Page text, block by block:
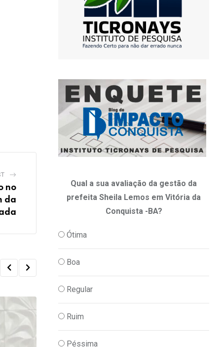
no
da
Qual a sua avaliação da gestão da
prefeita Sheila Lemos em Vitória da
Conquista -BA?
Ótima
Boa
Regular
Ruim
Péssima